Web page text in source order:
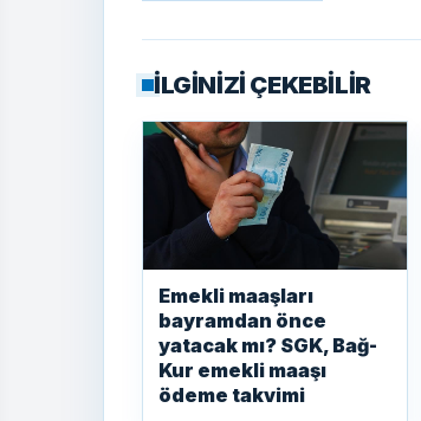
İLGİNİZİ ÇEKEBİLİR
Emekli maaşları
bayramdan önce
yatacak mı? SGK, Bağ-
Kur emekli maaşı
ödeme takvimi